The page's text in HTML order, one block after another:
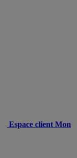
Espace client Mon